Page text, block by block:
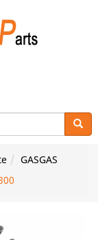
GASGAS